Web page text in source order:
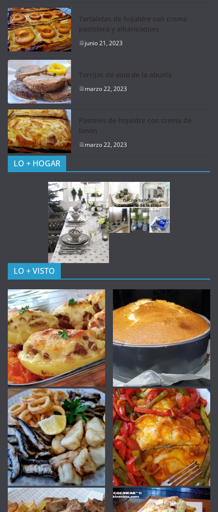
Tartaletas de hojaldre con crema
pastelera y albaricoques
junio 21, 2023
Torrijas de vino de la abuela
marzo 22, 2023
Pasteles de hojaldre con crema de
limón
marzo 22, 2023
LO + HOGAR
LO + VISTO